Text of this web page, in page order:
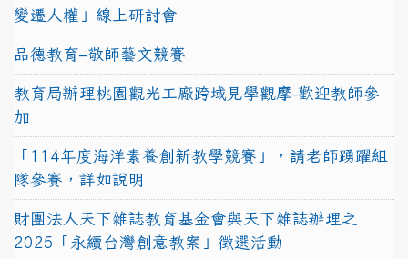
變遷人權」線上研討會
品德教育–敬師藝文競賽
教育局辦理桃園觀光工廠跨域見學觀摩-歡迎教師參
加
「114年度海洋素養創新教學競賽」，請老師踴躍組
隊參賽，詳如說明
財團法人天下雜誌教育基金會與天下雜誌辦理之
2025「永續台灣創意教案」徵選活動